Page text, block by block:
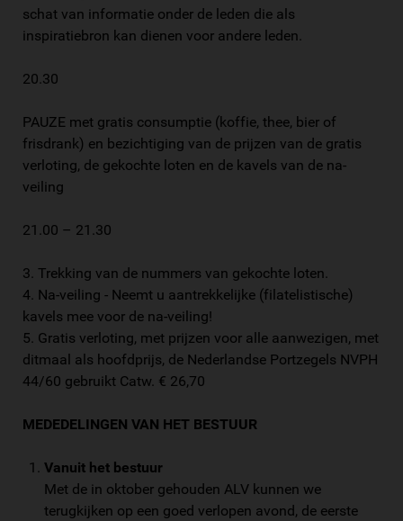
schat van informatie onder de leden die als
inspiratiebron kan dienen voor andere leden.
20.30
PAUZE met gratis consumptie (koffie, thee, bier of
frisdrank) en bezichtiging van de prijzen van de gratis
verloting, de gekochte loten en de kavels van de na-
veiling
21.00 – 21.30
3. Trekking van de nummers van gekochte loten.
4. Na-veiling - Neemt u aantrekkelijke (filatelistische)
kavels mee voor de na-veiling!
5. Gratis verloting, met prijzen voor alle aanwezigen, met
ditmaal als hoofdprijs, de Nederlandse Portzegels NVPH
44/60 gebruikt Catw. € 26,70
MEDEDELINGEN VAN HET BESTUUR
Vanuit het bestuur
Met de in oktober gehouden ALV kunnen we
terugkijken op een goed verlopen avond, de eerste